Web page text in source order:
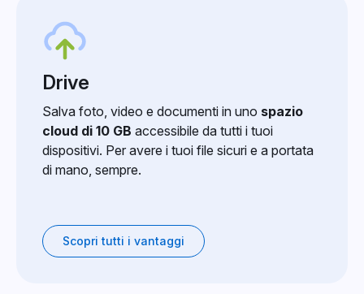
Drive
Salva foto, video e documenti in uno spazio
cloud di 10 GB accessibile da tutti i tuoi
dispositivi. Per avere i tuoi file sicuri e a portata
di mano, sempre.
Scopri tutti i vantaggi